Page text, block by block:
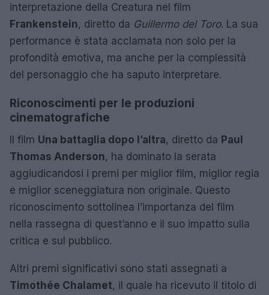
interpretazione della Creatura nel film
Frankenstein, diretto da Guillermo del Toro. La sua
performance è stata acclamata non solo per la
profondità emotiva, ma anche per la complessità
del personaggio che ha saputo interpretare.
Riconoscimenti per le produzioni
cinematografiche
Il film Una battaglia dopo l’altra, diretto da Paul
Thomas Anderson, ha dominato la serata
aggiudicandosi i premi per miglior film, miglior regia
e miglior sceneggiatura non originale. Questo
riconoscimento sottolinea l’importanza del film
nella rassegna di quest’anno e il suo impatto sulla
critica e sul pubblico.
Altri premi significativi sono stati assegnati a
Timothée Chalamet, il quale ha ricevuto il titolo di